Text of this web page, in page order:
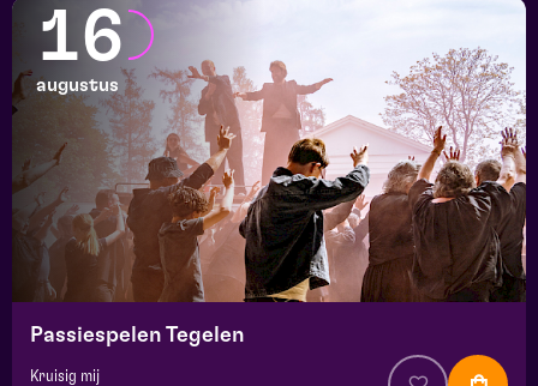
16
augustus
Passiespelen Tegelen
Kruisig mij